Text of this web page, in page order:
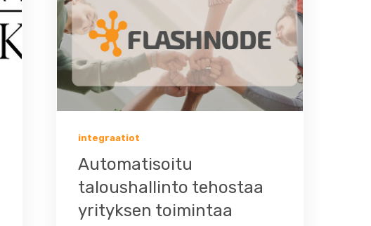
integraatiot
Automatisoitu
taloushallinto tehostaa
yrityksen toimintaa